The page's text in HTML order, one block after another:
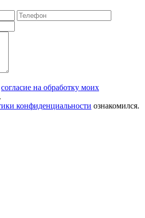
согласие на обработку моих
.
конфиденциальности ознакомился.